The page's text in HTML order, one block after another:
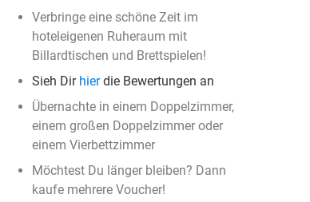
Verbringe eine schöne Zeit im
hoteleigenen Ruheraum mit
Billardtischen und Brettspielen!
Sieh Dir hierdie Bewertungen an
Übernachte in einem Doppelzimmer,
einem großen Doppelzimmer oder
einem Vierbettzimmer
Möchtest Du länger bleiben? Dann
kaufe mehrere Voucher!